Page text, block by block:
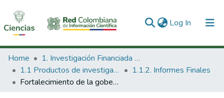
Log In (current)
Communities & Collections
All of DSpace
Home
1. Investigación Financiada con Recursos Públicos
1.1 Productos de investigación
1.1.2. Informes Finales
Fortalecimiento de la gobernanza de los socioecosistemas en el marco del cambio climático, la biodiversidad y los servicios ecosistémicos del municipio de Santiago de Cali, a través de la democratización de la información : fase 1.